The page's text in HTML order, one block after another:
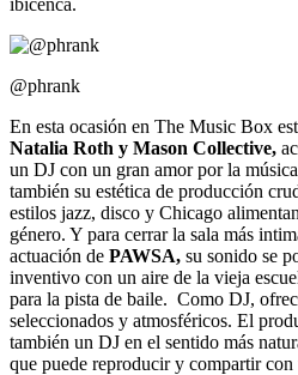
@phrank
En esta ocasión en The Music Box
Natalia Roth y Mason Collective,
un DJ con un gran amor por la
también su estética de producción
estilos jazz, disco y Chicago
género. Y para cerrar la sala más
actuación de PAWSA, su sonido se
inventivo con un aire de la vieja
para la pista de baile. Como DJ,
seleccionados y atmosféricos. El
también un DJ en el sentido más
que puede reproducir y compartir